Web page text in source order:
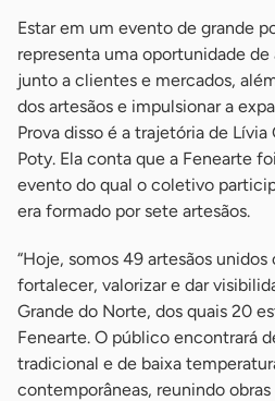
Estar em um evento de grande
representa uma oportunidade
junto a clientes e mercados,
dos artesãos e impulsionar a
Prova disso é a trajetória de
Poty. Ela conta que a Fenearte
evento do qual o coletivo
era formado por sete artesãos.
“Hoje, somos 49 artesãos
fortalecer, valorizar e dar
Grande do Norte, dos quais 20
Fenearte. O público encontrará
tradicional e de baixa
contemporâneas, reunindo